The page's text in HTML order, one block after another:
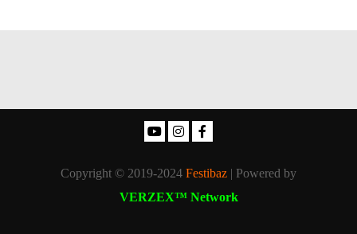
Copyright © 2019-2024Festibaz | Powered by
VERZEX™ Network